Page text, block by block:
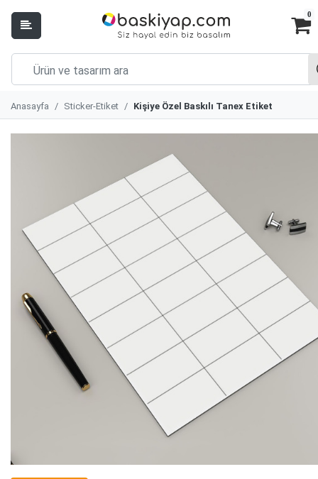
0
Anasayfa Sticker-Etiket Kişiye Özel Baskılı Tanex Etiket